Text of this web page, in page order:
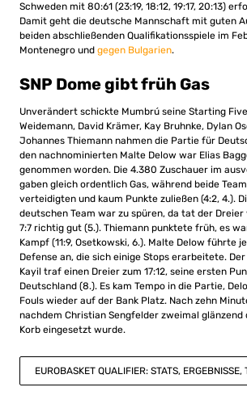
Schweden mit 80:61 (23:19, 18:12, 19:17, 20:13)
Damit geht die deutsche Mannschaft mit guten
beiden abschließenden Qualifikationsspiele im
Montenegro und gegen Bulgarien.
SNP Dome gibt früh Gas
Unverändert schickte Mumbrú seine Starting
Weidemann, David Krämer, Kay Bruhnke, Dylan
Johannes Thiemann nahmen die Partie für
den nachnominierten Malte Delow war Elias
genommen worden. Die 4.380 Zuschauer im
gaben gleich ordentlich Gas, während beide
verteidigten und kaum Punkte zuließen (4:2, 4.).
deutschen Team war zu spüren, da tat der Dreier
7:7 richtig gut (5.). Thiemann punktete früh, es
Kampf (11:9, Osetkowski, 6.). Malte Delow führte
Defense an, die sich einige Stops erarbeitete.
Kayil traf einen Dreier zum 17:12, seine ersten
Deutschland (8.). Es kam Tempo in die Partie,
Fouls wieder auf der Bank Platz. Nach zehn
nachdem Christian Sengfelder zweimal
Korb eingesetzt wurde.
EUROBASKET QUALIFIER: STATS, ERGEBNISSE,